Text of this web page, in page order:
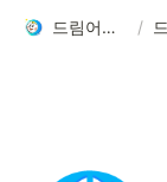
드림어필 사용설명서 /